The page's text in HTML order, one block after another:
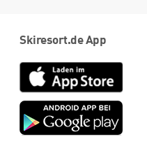
Skiresort.de App
App
Store